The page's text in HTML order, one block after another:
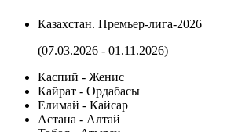
Казахстан. Премьер-лига-2026
(07.03.2026 - 01.11.2026)
Каспий - Женис
Кайрат - Ордабасы
Елимай - Кайсар
Астана - Алтай